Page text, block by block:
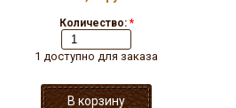
Количество: *
1 доступно для заказа